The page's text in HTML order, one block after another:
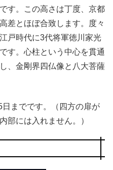
す。この高さは丁度、京都
差とほぼ合致します。度々
戸時代に3代将軍徳川家光
す。心柱という中心を貫通
、金剛界四仏像と八大菩薩
までです。（四方の扉が
部には入れません。）